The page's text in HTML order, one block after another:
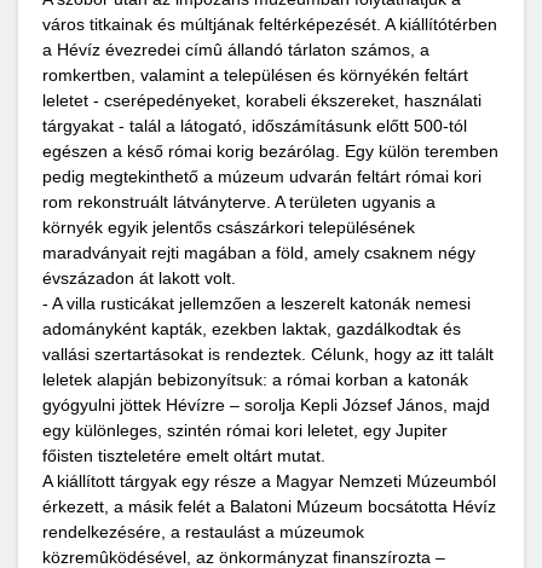
város titkainak és múltjának feltérképezését. A kiállítótérben
a Hévíz évezredei címû állandó tárlaton számos, a
romkertben, valamint a településen és környékén feltárt
leletet - cserépedényeket, korabeli ékszereket, használati
tárgyakat - talál a látogató, időszámításunk előtt 500-tól
egészen a késő római korig bezárólag. Egy külön teremben
pedig megtekinthető a múzeum udvarán feltárt római kori
rom rekonstruált látványterve. A területen ugyanis a
környék egyik jelentős császárkori településének
maradványait rejti magában a föld, amely csaknem négy
évszázadon át lakott volt.
- A villa rusticákat jellemzően a leszerelt katonák nemesi
adományként kapták, ezekben laktak, gazdálkodtak és
vallási szertartásokat is rendeztek. Célunk, hogy az itt talált
leletek alapján bebizonyítsuk: a római korban a katonák
gyógyulni jöttek Hévízre – sorolja Kepli József János, majd
egy különleges, szintén római kori leletet, egy Jupiter
főisten tiszteletére emelt oltárt mutat.
A kiállított tárgyak egy része a Magyar Nemzeti Múzeumból
érkezett, a másik felét a Balatoni Múzeum bocsátotta Hévíz
rendelkezésére, a restaulást a múzeumok
közremûködésével, az önkormányzat finanszírozta –